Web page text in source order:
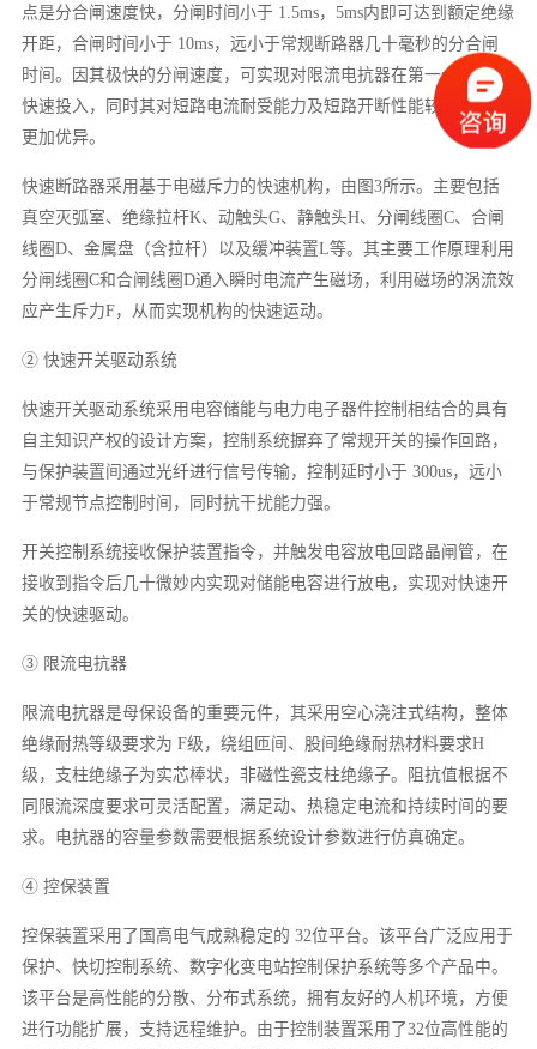
点是分合闸速度快，分闸时间小于 1.5ms，5ms内即可达到额定绝缘
开距，合闸时间小于 10ms，远小于常规断路器几十毫秒的分合闸
时间。因其极快的分闸速度，可实现对限流电抗器在第一个半波内
快速投入，同时其对短路电流耐受能力及短路开断性能较常规开关
更加优异。
快速断路器采用基于电磁斥力的快速机构，由图3所示。主要包括
真空灭弧室、绝缘拉杆K、动触头G、静触头H、分闸线圈C、合闸
线圈D、金属盘（含拉杆）以及缓冲装置L等。其主要工作原理利用
分闸线圈C和合闸线圈D通入瞬时电流产生磁场，利用磁场的涡流效
应产生斥力F，从而实现机构的快速运动。
② 快速开关驱动系统
快速开关驱动系统采用电容储能与电力电子器件控制相结合的具有
自主知识产权的设计方案，控制系统摒弃了常规开关的操作回路，
与保护装置间通过光纤进行信号传输，控制延时小于 300us，远小
于常规节点控制时间，同时抗干扰能力强。
开关控制系统接收保护装置指令，并触发电容放电回路晶闸管，在
接收到指令后几十微妙内实现对储能电容进行放电，实现对快速开
关的快速驱动。
③ 限流电抗器
限流电抗器是母保设备的重要元件，其采用空心浇注式结构，整体
绝缘耐热等级要求为 F级，绕组匝间、股间绝缘耐热材料要求H
级，支柱绝缘子为实芯棒状，非磁性瓷支柱绝缘子。阻抗值根据不
同限流深度要求可灵活配置，满足动、热稳定电流和持续时间的要
求。电抗器的容量参数需要根据系统设计参数进行仿真确定。
④ 控保装置
控保装置采用了国高电气成熟稳定的 32位平台。该平台广泛应用于
保护、快切控制系统、数字化变电站控制保护系统等多个产品中。
该平台是高性能的分散、分布式系统，拥有友好的人机环境，方便
进行功能扩展，支持远程维护。由于控制装置采用了32位高性能的